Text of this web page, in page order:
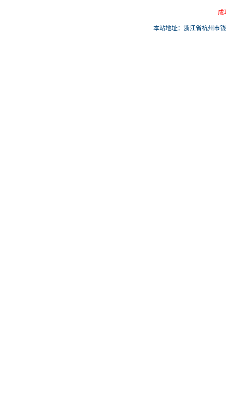
成
本站地址：浙江省杭州市